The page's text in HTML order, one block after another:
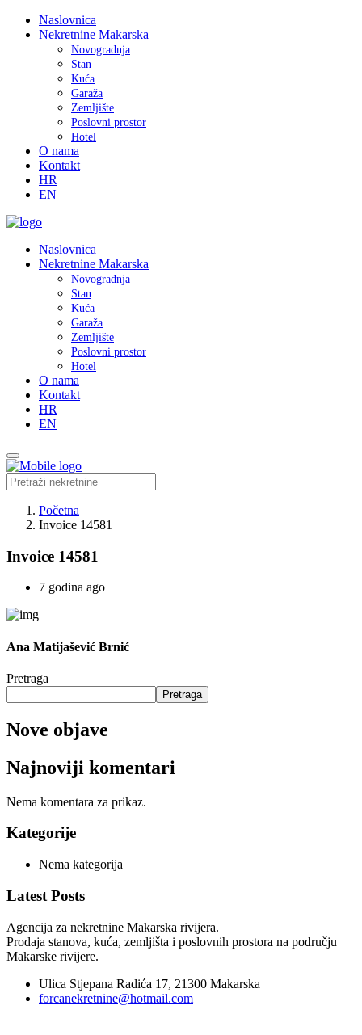
Naslovnica
Nekretnine Makarska
Novogradnja
Stan
Kuća
Garaža
Zemljište
Poslovni prostor
Hotel
O nama
Kontakt
HR
EN
Naslovnica
Nekretnine Makarska
Novogradnja
Stan
Kuća
Garaža
Zemljište
Poslovni prostor
Hotel
O nama
Kontakt
HR
EN
Početna
Invoice 14581
Invoice 14581
7 godina ago
Ana Matijašević Brnić
Pretraga
Pretraga
Nove objave
Najnoviji komentari
Nema komentara za prikaz.
Kategorije
Nema kategorija
Latest Posts
Agencija za nekretnine Makarska rivijera.
Prodaja stanova, kuća, zemljišta i poslovnih prostora na području
Makarske rivijere.
Ulica Stjepana Radića 17, 21300 Makarska
forcanekretnine@hotmail.com